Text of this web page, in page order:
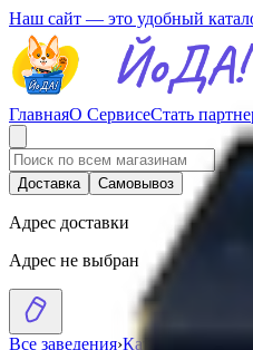
Наш сайт — это удобный
ГлавнаяО СервисеСтать
Доставка Самовывоз
Адрес доставки
Адрес не выбран
Все заведения›Каталог